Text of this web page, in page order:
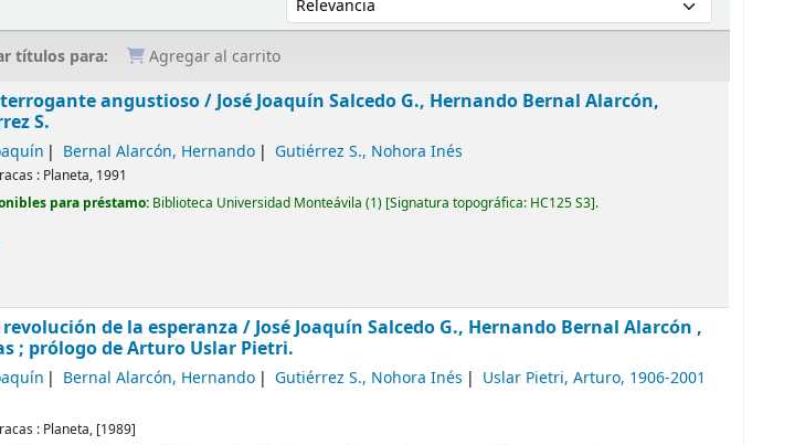
títulos para: Agregar al carrito
angustioso /José Joaquín Salcedo G., Hernando Bernal Alarcón,
S.
Bernal Alarcón, Hernando Gutiérrez S., Nohora Inés
: Planeta, 1991
para préstamo: Biblioteca Universidad Monteávila (1) Signatura topográfica: HC125 S3 .
de la esperanza /José Joaquín Salcedo G., Hernando Bernal Alarcón ,
; prólogo de Arturo Uslar Pietri.
Bernal Alarcón, Hernando Gutiérrez S., Nohora Inés Uslar Pietri, Arturo, 1906-2001
: Planeta, [1989]